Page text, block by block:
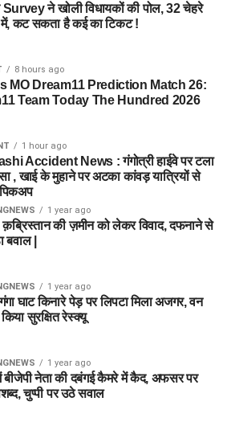
ने खोली विधायकों की पोल, 32 चेहरे
कट सकता है कई का टिकट !
8 hours ago
MO Dream11 Prediction Match 26:
Team Today The Hundred 2026
1 hour ago
Accident News : गंगोत्री हाईवे पर टला
, खाई के मुहाने पर अटका कांवड़ यात्रियों से
1 year ago
क़ब्रिस्तान की ज़मीन को लेकर विवाद, दफनाने से
बवाल |
1 year ago
गंगा घाट किनारे पेड़ पर लिपटा मिला अजगर, वन
सुरक्षित रेस्क्यू
1 year ago
में बीजेपी नेता की दबंगई कैमरे में कैद, अफसर पर
चुप्पी पर उठे सवाल